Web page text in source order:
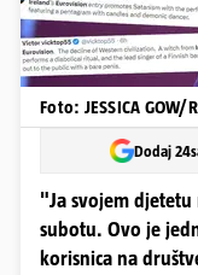
Foto: JESSICA
Dodaj
"Ja svojem
subotu. Ovo je
korisnica na